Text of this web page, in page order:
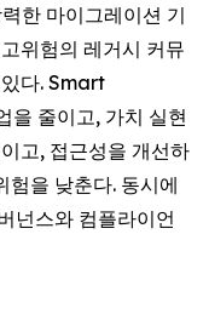
한 마이그레이션 기
위험의 레거시 커뮤
다. Smart
줄이고, 가치 실현
고, 접근성을 개선하
험을 낮춘다. 동시에
넌스와 컴플라이언